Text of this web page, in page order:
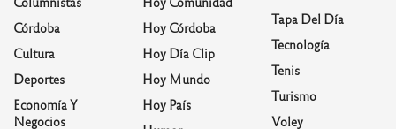
Córdoba
Cultura
Deportes
Economía Y
Negocios
Hoy Córdoba
Hoy Día Clip
Hoy Mundo
Hoy País
Tapa Del Día
Tecnología
Tenis
Turismo
Voley